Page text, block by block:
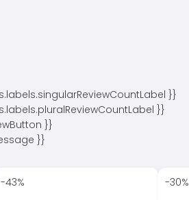
}}
}}
}}
}}
-43% -30%